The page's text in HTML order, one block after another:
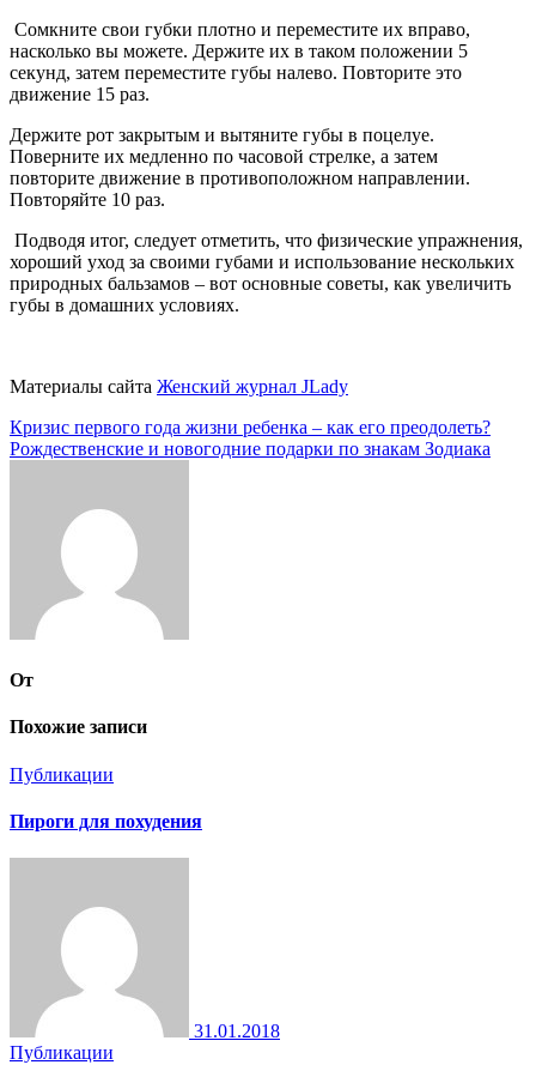
Сомкните свои губки плотно и переместите их вправо,
насколько вы можете. Держите их в таком положении 5
секунд, затем переместите губы налево. Повторите это
движение 15 раз.
Держите рот закрытым и вытяните губы в поцелуе.
Поверните их медленно по часовой стрелке, а затем
повторите движение в противоположном направлении.
Повторяйте 10 раз.
Подводя итог, следует отметить, что физические упражнения,
хороший уход за своими губами и использование нескольких
природных бальзамов – вот основные советы, как увеличить
губы в домашних условиях.
Материалы сайта Женский журнал JLady
Навигация
по
Кризис первого года жизни ребенка – как его преодолеть?
Рождественские и новогодние подарки по знакам Зодиака
От
Похожие записи
Публикации
Пироги для похудения
31.01.2018
Публикации